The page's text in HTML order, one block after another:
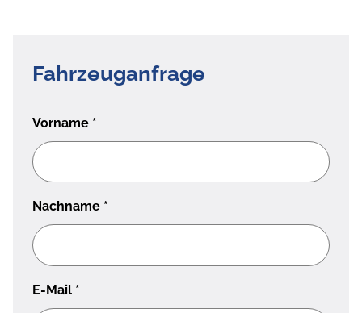
Fahrzeuganfrage
Vorname *
Nachname *
E-Mail *